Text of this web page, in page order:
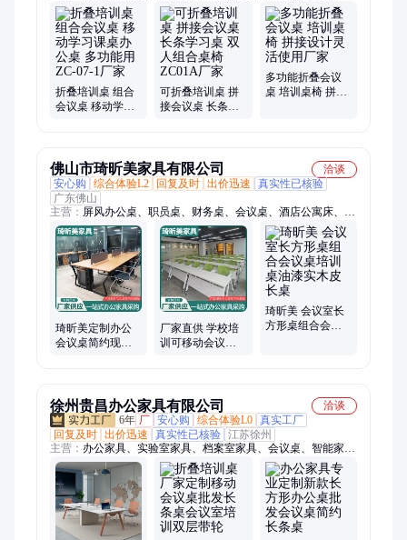
桌椅、排椅、剧院椅、培训桌椅、连排椅、学习桌椅、机场座
椅、高中课桌椅、学生课桌椅、学校桌椅、礼堂座椅、影院座
椅、家用课桌、影院沙发、机场排椅、室阶梯椅、英驰座椅、学
校阶梯椅子、大学课桌椅、汇报厅座椅
折叠培训桌 组合
会议桌 移动学习
可折叠培训桌 拼
接会议桌 长条学
多功能折叠会议
桌 培训桌椅 拼接
佛山市琦昕美家具有限公司
洽谈
安心购
综合体验L2 回复及时 出价迅速
真实性已核验
广东佛山
主营： 屏风办公桌、职员桌、财务桌、会议桌、酒店公寓床、办
公桌、员工桌、双人位职员桌、电脑桌、员工工位、组合电脑
桌、多人位办公桌、储物柜、文件柜、办公桌椅组合、单人电脑
桌、办公家具、背景展示柜、财务办公桌、异形办公桌、财务电
脑桌、多人位职员桌、办公桌椅、屏风工作位、员工电脑桌
琦昕美定制办公
会议桌简约现代
厂家直供 学校培
训可移动会议桌
琦昕美 会议室长
方形桌组合会议
徐州贵昌办公家具有限公司
洽谈
6年 厂 安心购 综合体验L0 真实工厂
回复及时 出价迅速 真实性已核验 江苏徐州
主营： 办公家具、实验室家具、档案室家具、会议桌、智能家
具、图书馆家具、定制家具、医院家具